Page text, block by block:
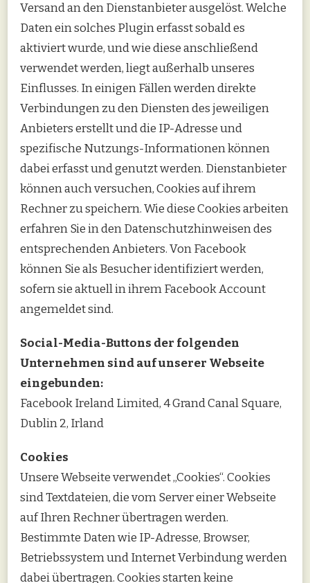
Versand an den Dienstanbieter ausgelöst. Welche
Daten ein solches Plugin erfasst sobald es
aktiviert wurde, und wie diese anschließend
verwendet werden, liegt außerhalb unseres
Einflusses. In einigen Fällen werden direkte
Verbindungen zu den Diensten des jeweiligen
Anbieters erstellt und die IP-Adresse und
spezifische Nutzungs-Informationen können
dabei erfasst und genutzt werden. Dienstanbieter
können auch versuchen, Cookies auf ihrem
Rechner zu speichern. Wie diese Cookies arbeiten
erfahren Sie in den Datenschutzhinweisen des
entsprechenden Anbieters. Von Facebook
können Sie als Besucher identifiziert werden,
sofern sie aktuell in ihrem Facebook Account
angemeldet sind.
Social-Media-Buttons der folgenden
Unternehmen sind auf unserer Webseite
eingebunden:
Facebook Ireland Limited, 4 Grand Canal Square,
Dublin 2, Irland
Cookies
Unsere Webseite verwendet „Cookies“. Cookies
sind Textdateien, die vom Server einer Webseite
auf Ihren Rechner übertragen werden.
Bestimmte Daten wie IP-Adresse, Browser,
Betriebssystem und Internet Verbindung werden
dabei übertragen. Cookies starten keine